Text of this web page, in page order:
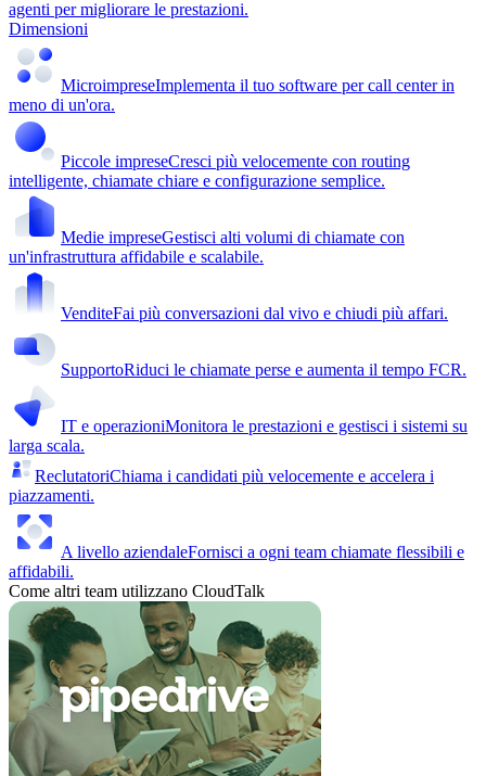
agenti per migliorare le prestazioni.
Dimensioni
MicroimpreseImplementa il tuo software per call center in
meno di un'ora.
Piccole impreseCresci più velocemente con routing
intelligente, chiamate chiare e configurazione semplice.
Medie impreseGestisci alti volumi di chiamate con
un'infrastruttura affidabile e scalabile.
VenditeFai più conversazioni dal vivo e chiudi più affari.
SupportoRiduci le chiamate perse e aumenta il tempo FCR.
IT e operazioniMonitora le prestazioni e gestisci i sistemi su
larga scala.
ReclutatoriChiama i candidati più velocemente e accelera i
piazzamenti.
A livello aziendaleFornisci a ogni team chiamate flessibili e
affidabili.
Come altri team utilizzano CloudTalk